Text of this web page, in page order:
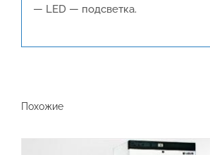
— LED — подсветка.
Похожие